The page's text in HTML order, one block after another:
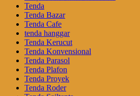
Tenda
Tenda Bazar
Tenda Cafe
tenda hanggar
Tenda Kerucut
Tenda Konvensional
Tenda Parasol
Tenda Plafon
Tenda Proyek
Tenda Roder